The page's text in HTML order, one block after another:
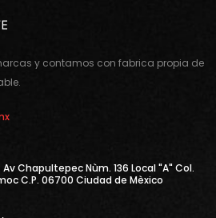
y contamos con fabrica propia de
Chapultepec Nùm. 136 Local "A" Col.
C.P. 06700 Ciudad de Mèxico